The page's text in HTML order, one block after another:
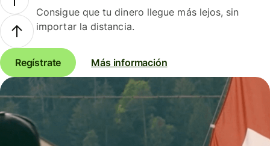
Consigue que tu dinero llegue más lejos, sin
importar la distancia.
Regístrate Más información